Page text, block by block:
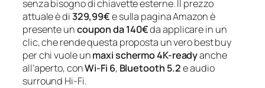
senza bisogno di chiavette esterne. Il prezzo
attuale è di329,99€e sulla pagina Amazon è
presente uncoupon da 140€da applicare in un
clic, che rende questa proposta un vero best buy
per chi vuole unmaxi schermo 4K-readyanche
all’aperto, conWi‑Fi 6, Bluetooth 5.2e audio
surround Hi‑Fi.